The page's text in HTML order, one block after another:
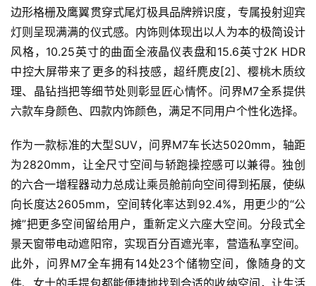
边形格栅及鹰翼贯穿式尾灯极具品牌辨识度，专属投射迎宾
灯则呈现满满的仪式感。内饰则体现出以人为本的极简设计
风格，10.25英寸的曲面全液晶仪表盘和15.6英寸2K HDR
中控大屏带来了更多的科技感，超纤麂皮[2]、樱桃木质纹
理、晶钻挡把等细节处则彰显匠心情怀。问界M7全系提供
六款车身颜色、四款内饰颜色，满足不同用户个性化选择。
作为一款标准的大型SUV，问界M7车长达5020mm，轴距
为2820mm，让全尺寸空间与轿跑操控感可以兼得。独创
的六合一增程器动力总成让乘员舱前向空间得到拓展，使纵
向长度达2605mm，空间转化率达到92.4%，用更少的“公
摊”把更多空间留给用户，重新定义六座大空间。分段式全
景天窗带电动遮阳帘，实现百分百遮光率，营造私享空间。
此外，问界M7全车拥有14处23个储物空间，像随身的文
件、女士的手提包都能便捷地找到合适的收纳空间，让生活